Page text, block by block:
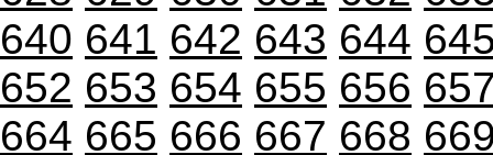
640 641 642 643 644
652 653 654 655 656
664 665 666 667 668